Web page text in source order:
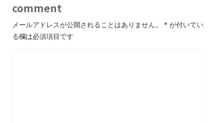
comment
メールアドレスが公開されることはありません。 * が付いてい
る欄は必須項目です